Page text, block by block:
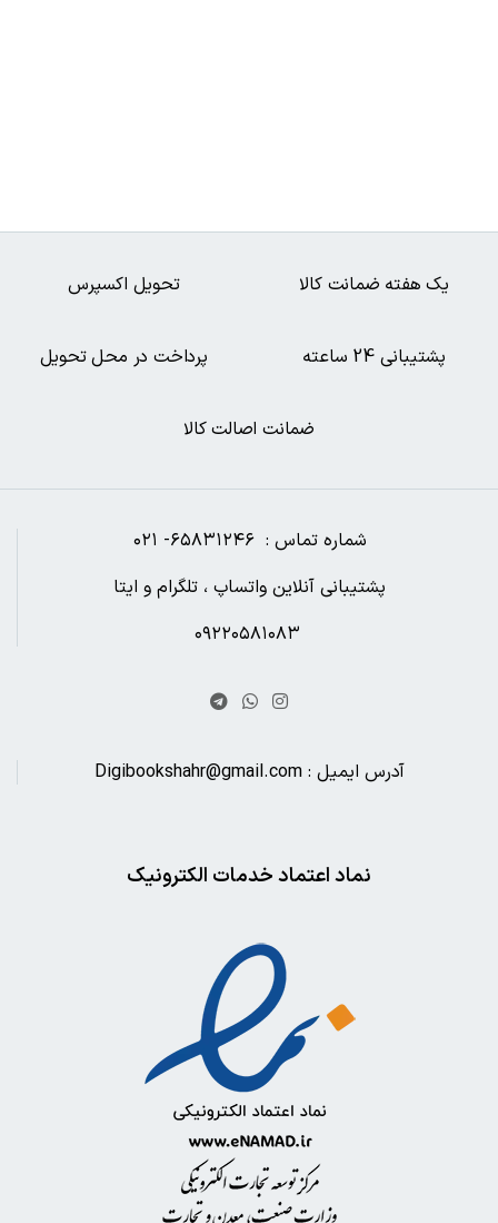
ضمانت اصالت کالا
پرداخت در محل تحویل پشتیبانی 24 ساعته
تحویل اکسپرس یک هفته ضمانت کالا
شماره تماس : ۶۵۸۳۱۲۴۶- ۰۲۱
پشتیبانی آنلاین واتساپ ، تلگرام و ایتا
آدرس ایمیل : Digibookshahr@gmail.com
نماد اعتماد خدمات الکترونیک